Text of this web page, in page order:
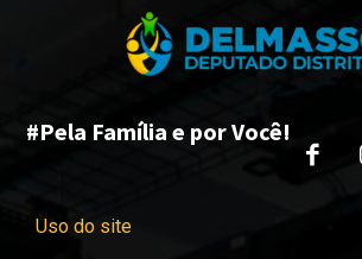
#Pela Família e por Você!
Uso do site